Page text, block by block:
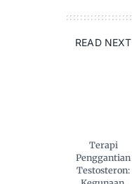
READ NEXT
Terapi
Penggantian
Testosteron: